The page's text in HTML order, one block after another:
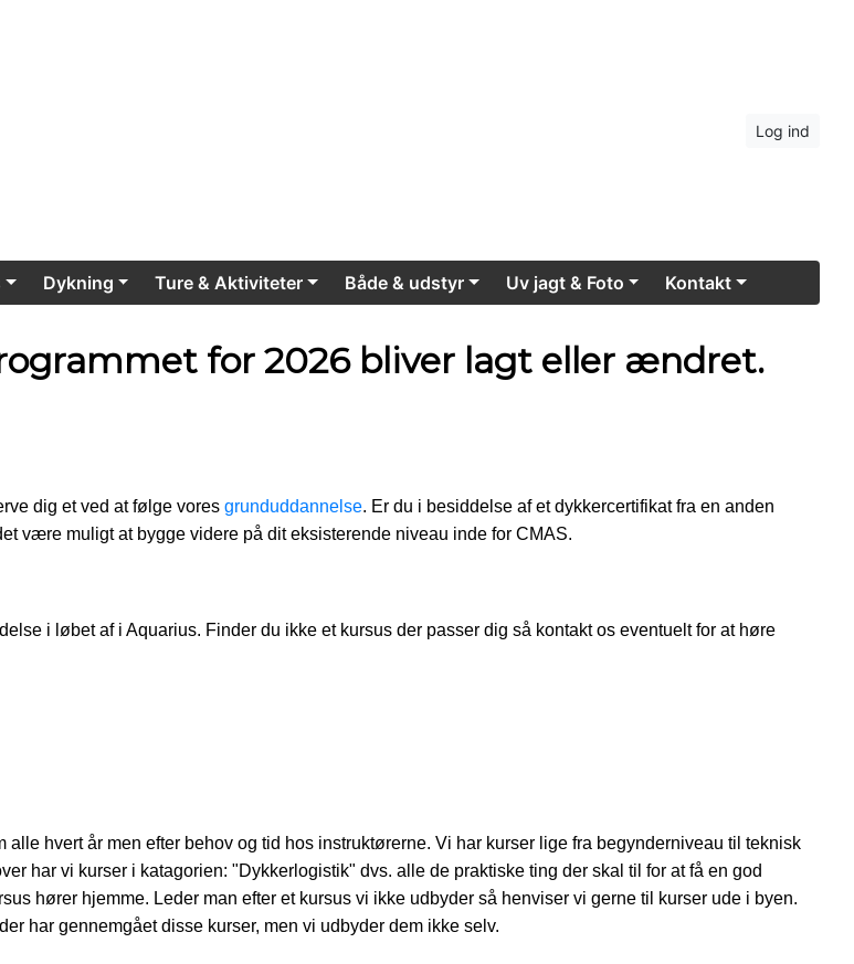
Log ind
Dykning Ture & Aktiviteter Både & udstyr Uv jagt & Foto Kontakt
for 2026 bliver lagt eller ændret.
dig et ved at følge vores grunduddannelse. Er du i besiddelse af et dykkercertifikat fra en anden
være muligt at bygge videre på dit eksisterende niveau inde for CMAS.
i løbet af i Aquarius. Finder du ikke et kursus der passer dig så kontakt os eventuelt for at høre
hvert år men efter behov og tid hos instruktørerne. Vi har kurser lige fra begynderniveau til teknisk
har vi kurser i katagorien: "Dykkerlogistik" dvs. alle de praktiske ting der skal til for at få en god
hører hjemme. Leder man efter et kursus vi ikke udbyder så henviser vi gerne til kurser ude i byen.
har gennemgået disse kurser, men vi udbyder dem ikke selv.